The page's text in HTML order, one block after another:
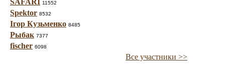
SAFARI 11552
Spektor 8532
Ігор Кузьменко 8485
Рыбак 7377
fischer 6098
Все участники >>